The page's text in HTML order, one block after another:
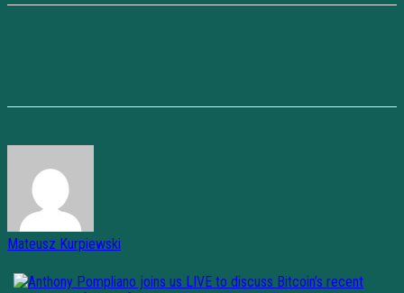
Mateusz Kurpiewski